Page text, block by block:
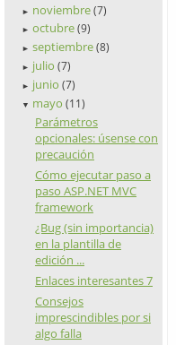
► noviembre (7)
► octubre (9)
► septiembre (8)
► julio (7)
► junio (7)
▼ mayo (11)
Parámetros
opcionales: úsense con
precaución
Cómo ejecutar paso a
paso ASP.NET MVC
framework
¿Bug (sin importancia)
en la plantilla de
edición ...
Enlaces interesantes 7
Consejos
imprescindibles por si
algo falla